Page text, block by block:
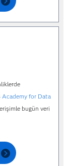
Academy for Data
bugün veri